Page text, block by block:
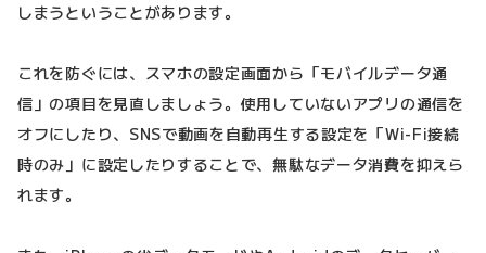
しまうということがあります。
これを防ぐには、スマホの設定画面から「モバイルデータ通
信」の項目を見直しましょう。使用していないアプリの通信を
オフにしたり、SNSで動画を自動再生する設定を「Wi-Fi接続
時のみ」に設定したりすることで、無駄なデータ消費を抑えら
れます。